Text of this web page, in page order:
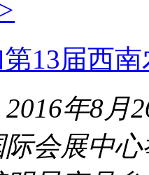
13届西
2016年8月
会展中